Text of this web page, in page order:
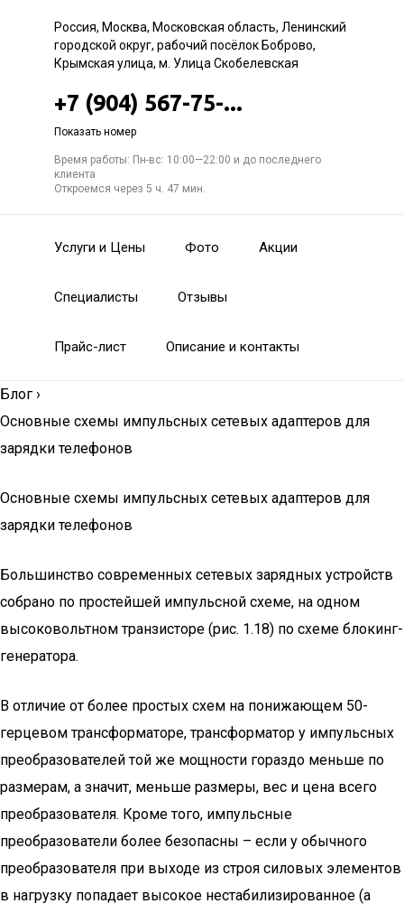
Россия, Москва, Московская область, Ленинский
городской округ, рабочий посёлок Боброво,
Крымская улица, м. Улица Скобелевская
+7 (904) 567-75-...
Показать номер
Время работы: Пн-вс: 10:00—22:00 и до последнего
клиента
Откроемся через 5 ч. 47 мин.
Услуги и Цены Фото Акции
Специалисты Отзывы
Прайс-лист Описание и контакты
Блог ›
Основные схемы импульсных сетевых адаптеров для
зарядки телефонов
Основные схемы импульсных сетевых адаптеров для
зарядки телефонов
Большинство современных сетевых зарядных устройств
собрано по простейшей импульсной схеме, на одном
высоковольтном транзисторе (рис. 1.18) по схеме блокинг-
генератора.
В отличие от более простых схем на понижающем 50-
герцевом трансформаторе, трансформатор у импульсных
преобразователей той же мощности гораздо меньше по
размерам, а значит, меньше размеры, вес и цена всего
преобразователя. Кроме того, импульсные
преобразователи более безопасны – если у обычного
преобразователя при выходе из строя силовых элементов
в нагрузку попадает высокое нестабилизированное (а